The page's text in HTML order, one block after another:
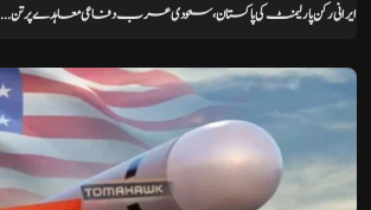
ایرانی رکن پارلیمنٹ کی پاکستان، سعودی عرب دفاعی معاہدے پر تن...